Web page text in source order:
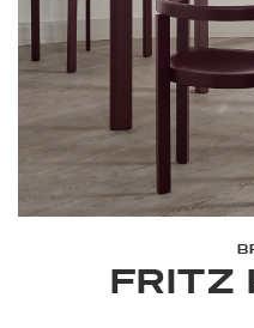
FRITZ